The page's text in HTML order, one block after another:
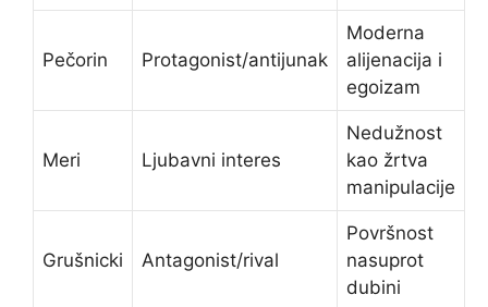
Pečorin Protagonist/antijunak
Moderna
alijenacija i
egoizam
Meri Ljubavni interes
Nedužnost
kao žrtva
manipulacije
Grušnicki Antagonist/rival
Površnost
nasuprot
dubini